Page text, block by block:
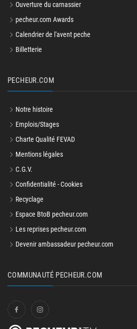
Ouverture du carnassier
pecheur.com Awards
Calendrier de l'avent peche
Billetterie
PECHEUR.COM
Notre histoire
Emplois/Stages
Charte Qualité FEVAD
Mentions légales
C.G.V.
Confidentialité - Cookies
Recyclage
Espace BtoB pecheur.com
Les reprises pecheur.com
Devenir ambassadeur pecheur.com
COMMUNAUTÉ PECHEUR.COM